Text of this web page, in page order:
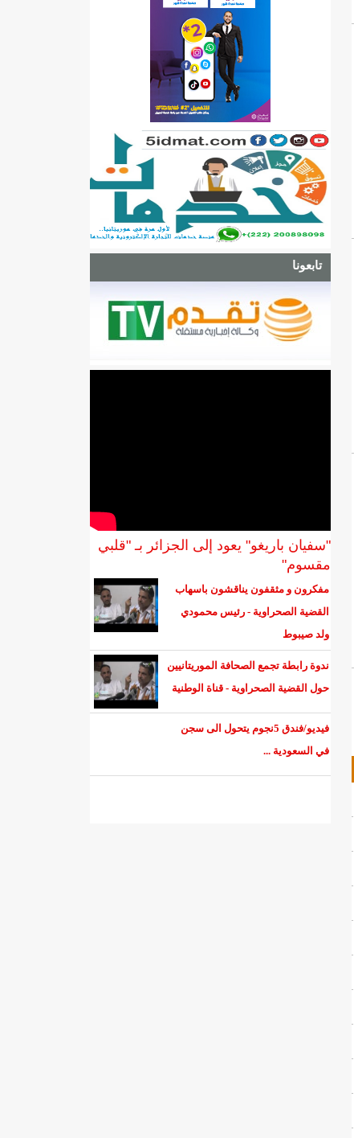
تابعونا
"سفيان باريغو" يعود إلى الجزائر بـ "قلبي
مقسوم"
مفكرون و مثقفون يناقشون باسهاب
القضية الصحراوية - رئيس محمودي
ولد صيبوط
ندوة رابطة تجمع الصحافة الموريتانيين
حول القضية الصحراوية - قناة الوطنية
فيديو/فندق 5نجوم يتحول الى سجن
في السعودية ...